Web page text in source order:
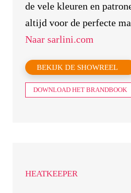
de vele kleuren en
altijd voor de perfecte
Naar sarlini.com
BEKIJK DE SHOWREEL
DOWNLOAD HET BRANDBOOK
HEATKEEPER